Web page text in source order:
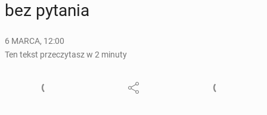
bez pytania
6 MARCA, 12:00
Ten tekst przeczytasz w 2 minuty